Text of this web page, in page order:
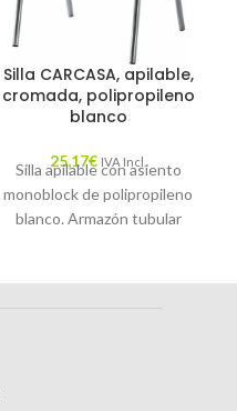
Silla CARCASA, apilable,
cromada, polipropileno
blanco
25,17€ IVA Incl.
Silla apilable con asiento
monoblock de polipropileno
blanco. Armazón tubular